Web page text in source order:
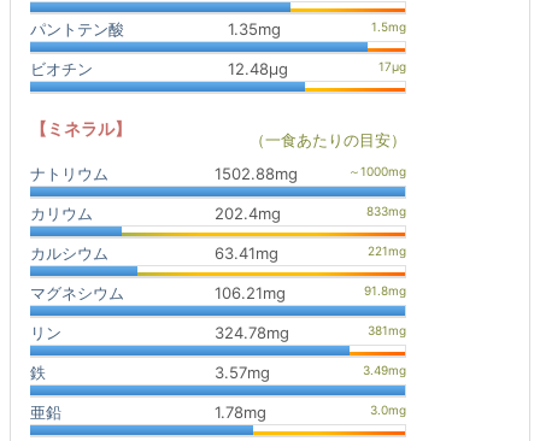
パントテン酸 1.35mg
ビオチン 12.48μg
【ミネラル】
（一食あたりの目安）
ナトリウム
1502.88mg
カリウム 202.4mg
カルシウム 63.41mg
マグネシウム 106.21mg
リン 324.78mg
鉄 3.57mg
亜鉛 1.78mg